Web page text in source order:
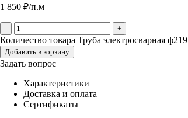
1 850 ₽/п.м
- +
Количество товара Труба электросварная ф219
Добавить в корзину
Задать вопрос
Характеристики
Доставка и оплата
Сертификаты